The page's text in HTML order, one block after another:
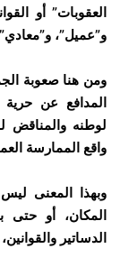
العقوبات” أو
و”عميل”،
ومن هنا صعوبة
المدافع عن حرية
لوطنه والمناقض
واقع الممارسة
وبهذا المعنى
المكان، أو
الدساتير